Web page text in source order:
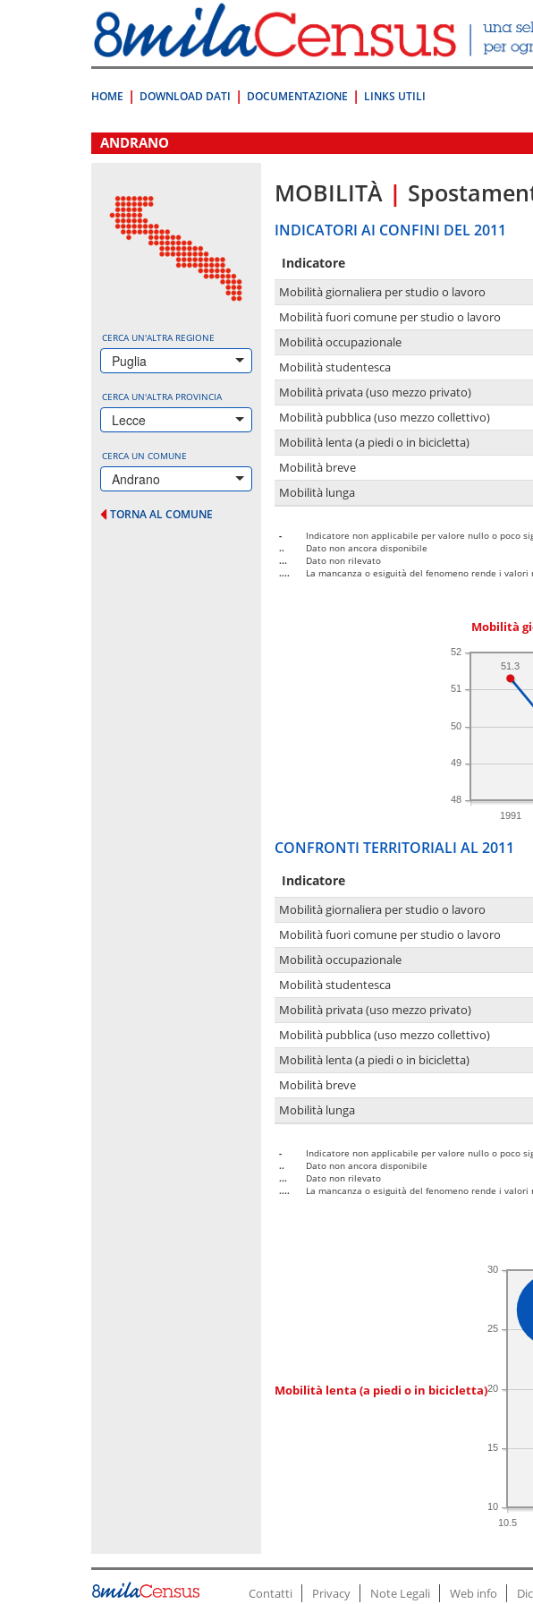
direttamente
a:
Contenuto
HOME DOWNLOAD DATI DOCUMENTAZIONE LINKS UTILI
.
ANDRANO
CERCA UN'ALTRA REGIONE
Puglia
CERCA UN'ALTRA PROVINCIA
Lecce
CERCA UN COMUNE
Andrano
TORNA AL COMUNE
MOBILITÀ |
INDICATORI AI CONFINI DEL 2011
Indicatore
Mobilità giornaliera per studio o lavoro
Mobilità fuori comune per studio o lavoro
Mobilità occupazionale
Mobilità studentesca
Mobilità privata (uso mezzo privato)
Mobilità pubblica (uso mezzo collettivo)
Mobilità lenta (a piedi o in bicicletta)
Mobilità breve
Mobilità lunga
-
Indicatore non applicabile per valore nullo o poco
..
Dato non ancora disponibile
...
Dato non rilevato
....
La mancanza o esiguità del fenomeno rende i valori
Mobilità
1991
48
49
50
51
52
51.3
CONFRONTI TERRITORIALI AL 2011
Indicatore
Mobilità giornaliera per studio o lavoro
Mobilità fuori comune per studio o lavoro
Mobilità occupazionale
Mobilità studentesca
Mobilità privata (uso mezzo privato)
Mobilità pubblica (uso mezzo collettivo)
Mobilità lenta (a piedi o in bicicletta)
Mobilità breve
Mobilità lunga
-
Indicatore non applicabile per valore nullo o poco
..
Dato non ancora disponibile
...
Dato non rilevato
....
La mancanza o esiguità del fenomeno rende i valori
Mobilità lenta (a piedi o in bicicletta)
10.5
10
15
20
25
30
Contatti Privacy Note Legali Web info